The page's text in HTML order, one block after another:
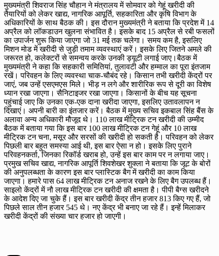
मुख्यमंत्री शिवराज सिंह चौहान ने मंत्रालय में सोमवार को गेहूं खरीदी की
तैयारियों को लेकर खाद्य, नागरिक आपूर्ति, सहकारिता और कृषि विभाग के
अधिकारियों के साथ बैठक की। इस दौरान मुख्यमंत्री ने बताया कि प्रदेश में 14
अप्रैल को लॉकडाउन खुलना संभावित है। इसके बाद 15 अप्रैल से रबी फसलों
का उपार्जन शुरू किया जाएगा जो 31 मई तक चलेगा। समय कम है, इसलिए
मिशन मोड में खरीदी से जुड़ी तमाम व्यवस्थाएं करें। इसके लिए जितने अमले की
जरूरत हो, कलेक्टरों से समन्वय करके उनकी ड्यूटी लगाई जाए।बैठक में
मुख्यमंत्री ने कहा कि सहकारी समितियां, तुलावटी और हम्माल का पूरा इंतजाम
रखें। परिवहन के लिए व्यवस्था चाक-चौबंद रहे। किसान तभी खरीदी केंद्रों पर
जाएं, जब उन्हें एसएमएस मिले। भीड़ न लगे और शारीरिक रूप से दूरी का विशेष
ध्यान रखा जाएगा। सैनिटाइजर रखा जाएगा। किसानों के बीच यह सूचना
पहुंचाई जाए कि उनका एक-एक दाना खरीदा जाएगा, इसलिए उतावलापन न
दिखाएं। अपनी बारी का इंतजार करें। बैठक में मुख्य सचिव इकबाल सिंह बैंस के
अलावा अन्य अधिकारी मौजूद थे। 110 लाख मीट्रिक टन खरीदी की उम्मीद
बैठक में बताया गया कि इस बार 100 लाख मीट्रिक टन गेहूं और 10 लाख
मीट्रिक टन चना, मसूर और सरसों की खरीदी हो सकती है। परिवहन को लेकर
पिछली बार बहुत समस्या आई थी, इस बार ऐसा न हो। इसके लिए पुराने
परिवहनकर्ता, जिनका रिकॉर्ड खराब हो, उन्हें इस बार काम पर न लगाया जाए।
प्रमुख सचिव खाद्य, नागरिक आपूर्ति शिवशेखर शुक्ला ने बताया कि जूट के बोरों
की अनुपलब्धता के कारण इस बार प्लास्टिक बैग में खरीदी का काम किया
जाएगा। हमारे पास 64 लाख मीट्रिक टन अनाज रखने के लिए बैग उपलब्ध हैं।
साइलो केंद्रों में नौ लाख मीट्रिक टन खरीदी की क्षमता है। पीपी बैग्स खरीदने
के आदेश दिए जा चुके हैं। इस बार खरीदी केंद्र तीन हजार 813 किए गए हैं, जो
पिछले साल तीन हजार 545 थे। नए केंद्र भी बनाए जा रहे हैं। इन्हें मिलाकर
खरीदी केंद्रों की संख्या चार हजार हो जाएगी।